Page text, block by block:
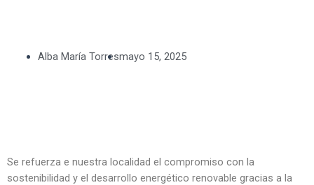
Alba María Torresmayo 15, 2025
Se refuerza e nuestra localidad el compromiso con la
sostenibilidad y el desarrollo energético renovable gracias a la